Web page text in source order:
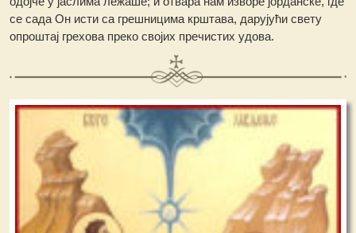
се сада Он исти са грешницима крштава, дарујући свету
опроштај грехова преко својих пречистих удова.